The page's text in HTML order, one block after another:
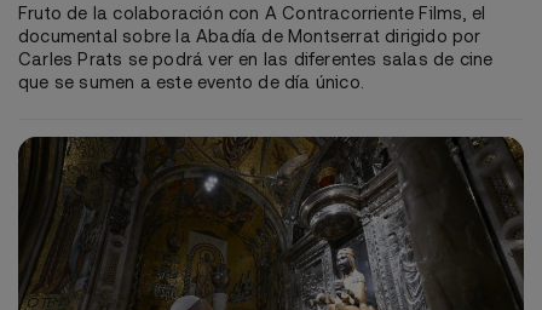
Fruto de la colaboración con A Contracorriente Films, el
documental sobre la Abadía de Montserrat dirigido por
Carles Prats se podrá ver en las diferentes salas de cine
que se sumen a este evento de día único.